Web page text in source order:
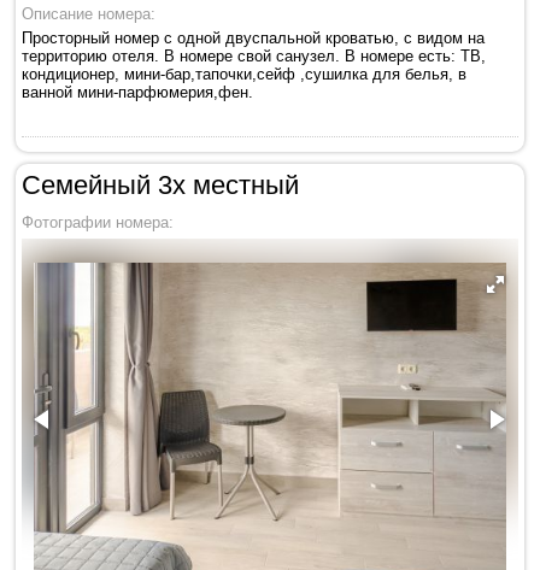
Описание номера:
Просторный номер с одной двуспальной кроватью, с видом на
территорию отеля. В номере свой санузел. В номере есть: ТВ,
кондиционер, мини-бар,тапочки,сейф ,сушилка для белья, в
ванной мини-парфюмерия,фен.
Семейный 3х местный
Фотографии номера: